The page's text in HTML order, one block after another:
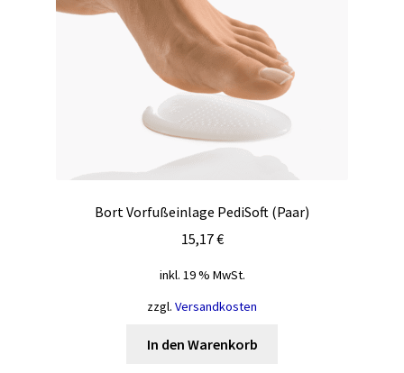
Bort Vorfußeinlage PediSoft (Paar)
15,17€
inkl. 19 % MwSt.
zzgl. Versandkosten
In den Warenkorb